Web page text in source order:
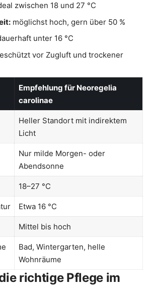
zwischen 18 und 27 °C
möglichst hoch, gern über 50 %
unter 16 °C
vor Zugluft und trockener
Empfehlung für Neoregelia
carolinae
Heller Standort mit indirektem
Licht
Nur milde Morgen- oder
Abendsonne
18–27 °C
Etwa 16 °C
Mittel bis hoch
Bad, Wintergarten, helle
Wohnräume
richtige Pflege im